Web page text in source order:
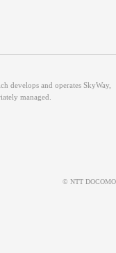
develops and operates SkyWay,
managed.
© NTT DOCOMO